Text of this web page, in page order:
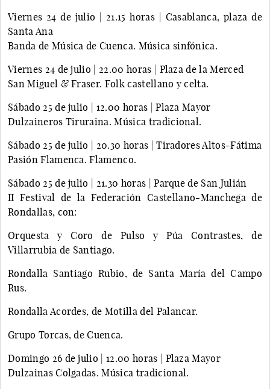
Viernes 24 de julio | 21.15 horas | Casablanca, plaza de
Santa Ana
Banda de Música de Cuenca. Música sinfónica.
Viernes 24 de julio | 22.00 horas | Plaza de la Merced
San Miguel & Fraser. Folk castellano y celta.
Sábado 25 de julio | 12.00 horas | Plaza Mayor
Dulzaineros Tiruraina. Música tradicional.
Sábado 25 de julio | 20.30 horas | Tiradores Altos-Fátima
Pasión Flamenca. Flamenco.
Sábado 25 de julio | 21.30 horas | Parque de San Julián
II Festival de la Federación Castellano-Manchega de
Rondallas, con:
Orquesta y Coro de Pulso y Púa Contrastes, de
Villarrubia de Santiago.
Rondalla Santiago Rubio, de Santa María del Campo
Rus.
Rondalla Acordes, de Motilla del Palancar.
Grupo Torcas, de Cuenca.
Domingo 26 de julio | 12.00 horas | Plaza Mayor
Dulzainas Colgadas. Música tradicional.